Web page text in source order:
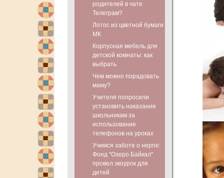
родителей в чате
Телеграм?
Лотос из цветной бумаги
МК
Корпусная мебель для
детской комнаты: как
выбрать
Чем можно порадовать
маму?
Учителя попросили
установить наказание
школьникам за
использование
телефонов на уроках
Учимся заботе о нерпе:
Фонд "Озеро Байкал"
провел экоурок для
детей